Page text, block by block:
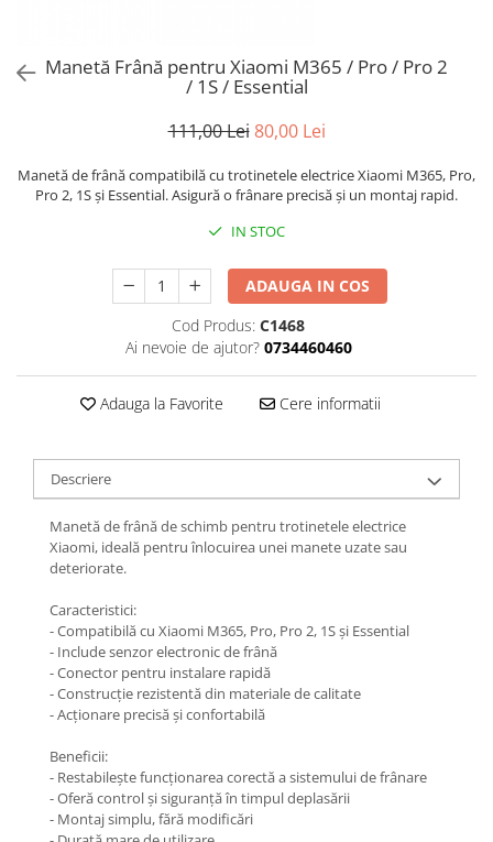
Trotinete cu Scaun
Trotinete cu Baterie Detașabilă
Trotinete cu Suspensii
ATV 1000W
Ornamente, stickere & viniluri
KuKirin G2 Master
KuKirin G1 Pro
KuKirin S1 Max
KuKirin A1
Roți și Anvelope
Anvelope
Anvelope pneumatice
Camere de aer
Jante
Valve & extensii
Electronică
Display-uri / ecrane
Lumini / iluminare
Motoare
Cabluri motoare
Senzori Hall
Baterii
Controlere & Conversoare DC/DC
Manetă Frână pentru Xiaomi M365 / Pro / Pro 2
/ 1S / Essential
111,00 Lei 80,00 Lei
Manetă de frână compatibilă cu trotinetele electrice Xiaomi M365, Pro,
Pro 2, 1S și Essential. Asigură o frânare precisă și un montaj rapid.
IN STOC
ADAUGA IN COS
Cod Produs: C1468
Ai nevoie de ajutor? 0734460460
Adauga la Favorite Cere informatii
Descriere
Manetă de frână de schimb pentru trotinetele electrice
Xiaomi, ideală pentru înlocuirea unei manete uzate sau
deteriorate.
Caracteristici:
- Compatibilă cu Xiaomi M365, Pro, Pro 2, 1S și Essential
- Include senzor electronic de frână
- Conector pentru instalare rapidă
- Construcție rezistentă din materiale de calitate
- Acționare precisă și confortabilă
Beneficii:
- Restabilește funcționarea corectă a sistemului de frânare
- Oferă control și siguranță în timpul deplasării
- Montaj simplu, fără modificări